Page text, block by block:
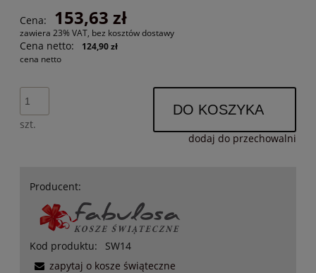
Cena: 153,63 zł
zawiera 23% VAT, bez kosztów dostawy
Cena netto:
124,90 zł
cena netto
szt.
DO KOSZYKA
dodaj do przechowalni
Producent:
Kod produktu:
SW14
zapytaj o kosze świąteczne